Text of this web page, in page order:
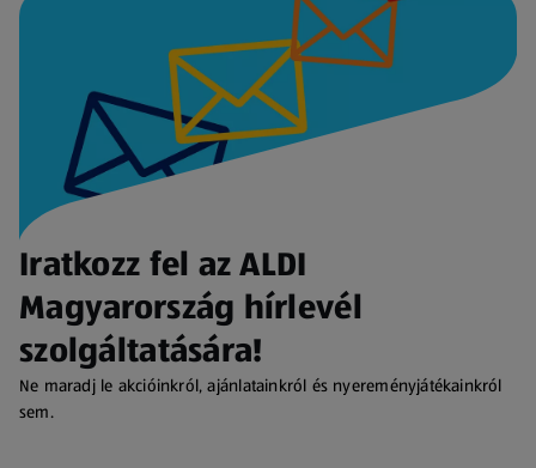
Iratkozz fel az ALDI
Magyarország hírlevél
szolgáltatására!
Ne maradj le akcióinkról, ajánlatainkról és nyereményjátékainkról
sem.